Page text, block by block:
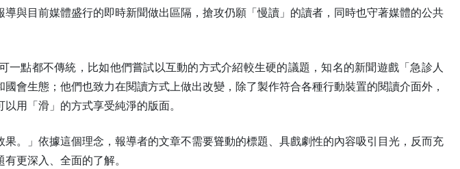
與目前媒體盛行的即時新聞做出區隔，搶攻仍願「慢讀」的讀者，同時也守著媒體的公共
點都不傳統，比如他們嘗試以互動的方式介紹較生硬的議題，知名的新聞遊戲「急診人
會生態；他們也致力在閱讀方式上做出改變，除了製作符合各種行動裝置的閱讀介面外，
用「滑」的方式享受純淨的版面。
果。」依據這個理念，報導者的文章不需要聳動的標題、具戲劇性的內容吸引目光，反而充
更深入、全面的了解。